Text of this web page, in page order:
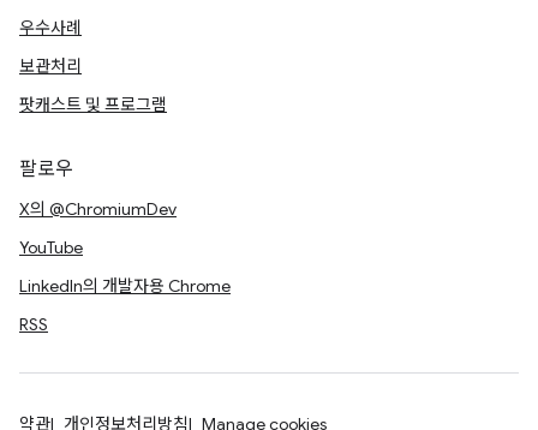
우수사례
보관처리
팟캐스트 및 프로그램
팔로우
X의 @ChromiumDev
YouTube
LinkedIn의 개발자용 Chrome
RSS
약관 개인정보처리방침 Manage cookies